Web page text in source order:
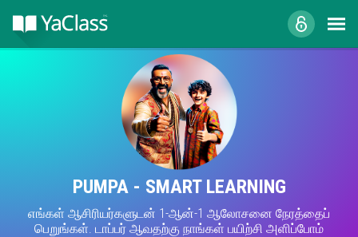
PUMPA - SMART LEARNING
எங்கள் ஆசிரியர்களுடன் 1-ஆன்-1 ஆலோசனை நேரத்தைப்
பெறுங்கள். டாப்பர் ஆவதற்கு நாங்கள் பயிற்சி அளிப்போம்